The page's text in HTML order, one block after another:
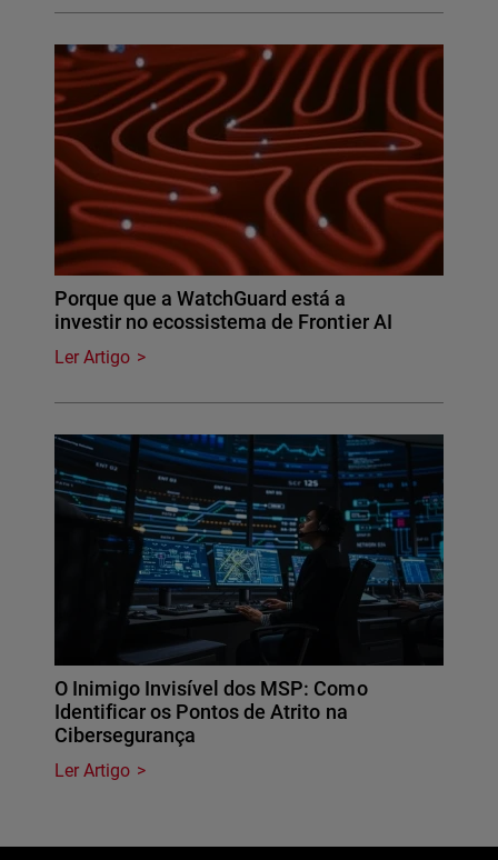
Porque que a WatchGuard está a
investir no ecossistema de Frontier AI
Ler Artigo
O Inimigo Invisível dos MSP: Como
Identificar os Pontos de Atrito na
Cibersegurança
Ler Artigo